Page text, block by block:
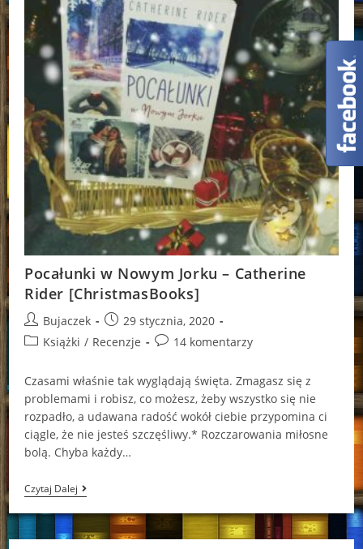
Pocałunki w Nowym Jorku – Catherine
Rider [ChristmasBooks]
Post
author:
Bujaczek
Post
published:
29 stycznia, 2020
PostKsiążki / Recenzje
Post14 komentarzy
Czasami właśnie tak wyglądają święta. Zmagasz się z
problemami i robisz, co możesz, żeby wszystko się nie
rozpadło, a udawana radość wokół ciebie przypomina ci
ciągle, że nie jesteś szczęśliwy.* Rozczarowania miłosne
bolą. Chyba każdy…
Czytaj DalejPocałunki
W
Nowym
–